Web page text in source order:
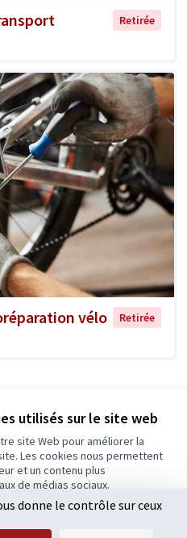
utilisés sur le site web
site Web pour améliorer la
Les cookies nous permettent
et un contenu plus
de médias sociaux.
cookies essentiels
Retirée
vélo
Retirée
donne le contrôle sur ceux